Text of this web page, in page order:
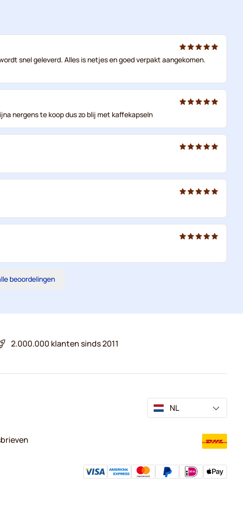
snel geleverd. Alles is netjes en goed verpakt aangekomen.
nergens te koop dus zo blij met kaffekapseln
beoordelingen
2.000.000 klanten sinds 2011
NL